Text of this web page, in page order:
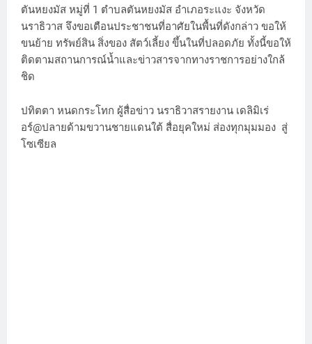
ตันหยงมัส หมู่ที่ 1 ตำบลตันหยงมัส อำเภอระแงะ จังหวัด
นราธิวาส จึงขอเตือนประชาชนที่อาศัยในพื้นที่ดังกล่าว ขอให้
ขนย้าย ทรัพย์สิน สิ่งของ สัตว์เลี้ยง ขึ้นในที่ปลอดภัย ทั้งนี้ขอให้
ติดตามสถานการณ์น้ำและข่าวสารจากทางราชการอย่างใกล้
ชิด
ปทิตตา หนดกระโทก ผู้สื่อข่าว นราธิวาสรายงาน เดลิมิเร่
อร์@ปลายด้ามขวานชายแดนใต้ สื่อยุคใหม่ ส่องทุกมุมมอง สู่
โซเซียล